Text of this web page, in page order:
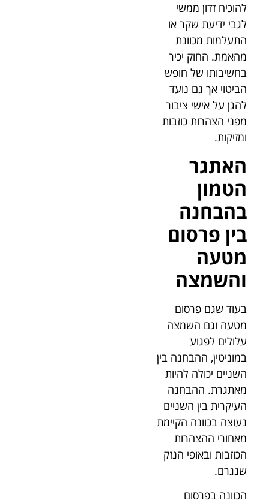
להוכיח זדון ממשי
לגבי ידיעת שקר או
התעלמות מכוונת
מהאמת. החוק יכיר
בחשיבותו של חופש
הביטוי אך גם נועד
להגן על אישי ציבור
מפני הצהרות כוזבות
ומזיקות.
האתגר
הטמון
בהבחנה
בין פרסום
מטעה
והשמצה
בעוד שגם פרסום
מטעה וגם השמצה
עלולים לפגוע
במוניטין, ההבחנה בין
השניים יכולה להיות
מאתגרת. ההבחנה
העיקרית בין השניים
נעוצה בכוונה הקיימת
מאחורי ההצהרות
הכוזבות ובאופי הנזק
שנגרם.
הכוונה בפרסום